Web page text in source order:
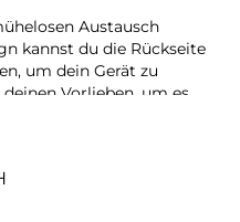
Austausch
kannst du die Rückseite
um dein Gerät zu
Vorlieben, um es
das Smart Book Cover
mit deinen